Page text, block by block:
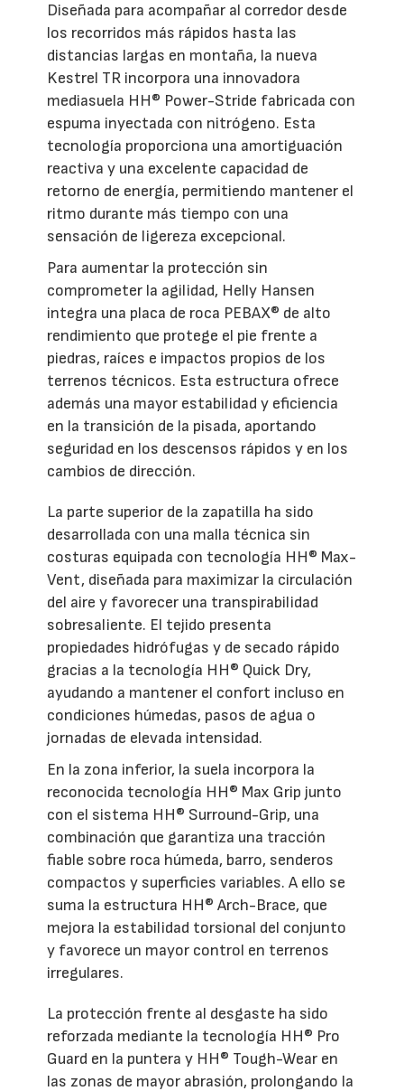
Diseñada para acompañar al corredor desde
los recorridos más rápidos hasta las
distancias largas en montaña, la nueva
Kestrel TR incorpora una innovadora
mediasuela HH® Power-Stride fabricada con
espuma inyectada con nitrógeno. Esta
tecnología proporciona una amortiguación
reactiva y una excelente capacidad de
retorno de energía, permitiendo mantener el
ritmo durante más tiempo con una
sensación de ligereza excepcional.
Para aumentar la protección sin
comprometer la agilidad, Helly Hansen
integra una placa de roca PEBAX® de alto
rendimiento que protege el pie frente a
piedras, raíces e impactos propios de los
terrenos técnicos. Esta estructura ofrece
además una mayor estabilidad y eficiencia
en la transición de la pisada, aportando
seguridad en los descensos rápidos y en los
cambios de dirección.
La parte superior de la zapatilla ha sido
desarrollada con una malla técnica sin
costuras equipada con tecnología HH® Max-
Vent, diseñada para maximizar la circulación
del aire y favorecer una transpirabilidad
sobresaliente. El tejido presenta
propiedades hidrófugas y de secado rápido
gracias a la tecnología HH® Quick Dry,
ayudando a mantener el confort incluso en
condiciones húmedas, pasos de agua o
jornadas de elevada intensidad.
En la zona inferior, la suela incorpora la
reconocida tecnología HH® Max Grip junto
con el sistema HH® Surround-Grip, una
combinación que garantiza una tracción
fiable sobre roca húmeda, barro, senderos
compactos y superficies variables. A ello se
suma la estructura HH® Arch-Brace, que
mejora la estabilidad torsional del conjunto
y favorece un mayor control en terrenos
irregulares.
La protección frente al desgaste ha sido
reforzada mediante la tecnología HH® Pro
Guard en la puntera y HH® Tough-Wear en
las zonas de mayor abrasión, prolongando la